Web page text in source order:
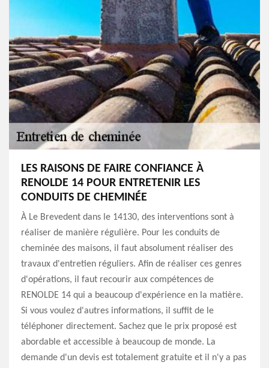
LES RAISONS DE FAIRE CONFIANCE À
RENOLDE 14 POUR ENTRETENIR LES
CONDUITS DE CHEMINÉE
À Le Brevedent dans le 14130, des interventions sont à
réaliser de manière régulière. Pour les conduits de
cheminée des maisons, il faut absolument réaliser des
travaux d'entretien réguliers. Afin de réaliser ces genres
d'opérations, il faut recourir aux compétences de
RENOLDE 14 qui a beaucoup d'expérience en la matière.
Si vous voulez d'autres informations, il suffit de le
téléphoner directement. Sachez que le prix proposé est
abordable et accessible à beaucoup de monde. La
demande d'un devis est totalement gratuite et il n'y a pas